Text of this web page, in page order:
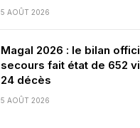
5 AOÛT 2026
Magal 2026 : le bilan
secours fait état de 652
24 décès
5 AOÛT 2026